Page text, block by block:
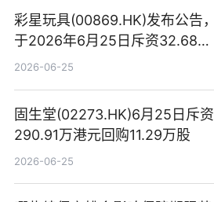
彩星玩具(00869.HK)发布公告，
于2026年6月25日斥资32.68万
港元回购68.4万股|焦点速讯
2026-06-25
固生堂(02273.HK)6月25日斥资
290.91万港元回购11.29万股
2026-06-25